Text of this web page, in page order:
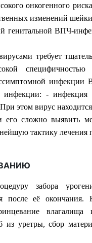
онкогенного
изменений
генитальной ВПЧ-
требует
специфичностью
инфекции
инфекции: -
этом вирус
его сложно выявить
тактику
забора
после её окончания.
из уретры, сбор